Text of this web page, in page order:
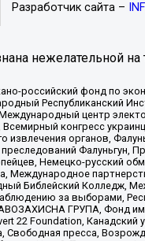
Разработчик сайта –
нежелательной на
российский фонд по
Республиканский
центр
конгресс
органов,
Фалуньгун,
Немецко-русский
Библейский Колледж,
наблюдению за выборами,
ГРУПА, Фонд
22 Foundation, Канадский
пресса,